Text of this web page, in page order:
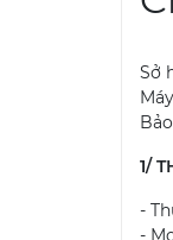
Sở
1/
-
-